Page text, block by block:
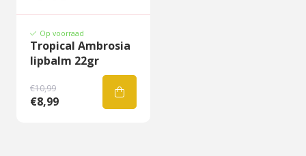
Op voorraad
Tropical Ambrosia
lipbalm 22gr
€10,99
€8,99